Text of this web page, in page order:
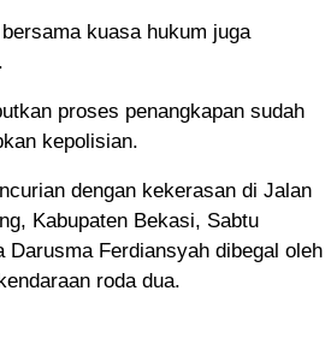
kuasa hukum juga
proses penangkapan sudah
kepolisian.
dengan kekerasan di Jalan
Kabupaten Bekasi, Sabtu
Darusma Ferdiansyah dibegal oleh
roda dua.